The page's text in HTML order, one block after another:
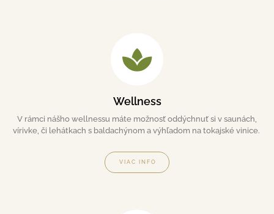
Wellness
V rámci nášho wellnessu máte možnosť oddýchnuť si v saunách,
vírivke, či lehátkach s baldachýnom a výhľadom na tokajské vinice.
VIAC INFO